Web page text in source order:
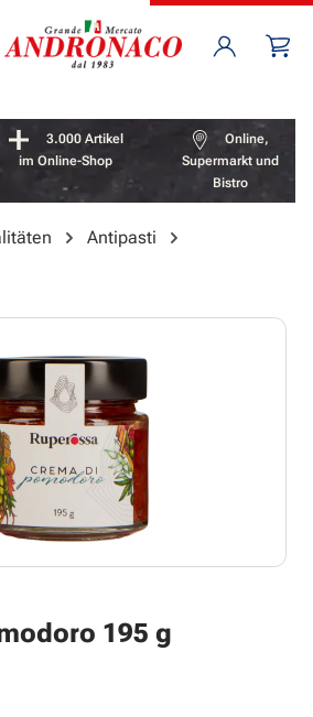
0 Produkte auf dem Merkzettel
3.000 Artikel
im Online-Shop
Online,
Supermarkt und
Bistro
Antipasti
195 g